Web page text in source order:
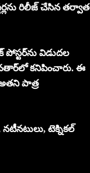
రిలీజ్ చేసిన తర్వాత
పోస్టర్‌ను విడుదల
కనిపించారు. ఈ
పాత్ర
టెక్నికల్